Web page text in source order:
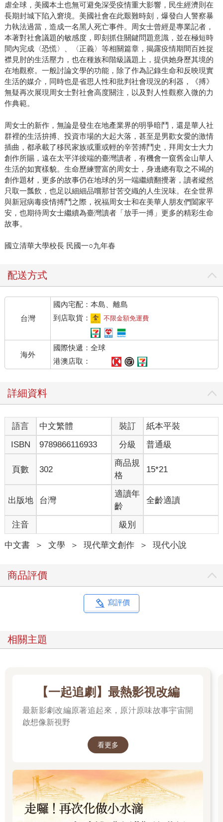
虐全球，美國本土也無可避免深受疫情重大影響，民生經濟則在
長期封城下陷入窘境。美國社會在此艱難時刻，爆發白人警察暴
力執法過當，造成一名黑人死亡事件。周女士曾經是專業記者，
本著對社會議題的敏感度，即刻抓住關鍵問題意識，並在極短時
間內完成〈恐慌〉、〈正義〉等相關篇章，揭露疫情期間百姓捉
襟見肘的生活壓力，也在種族和階級議題上，提供她身歷其境的
在地觀察。一般討論文學的功能，除了作為記錄生命和反映現實
生活的媒介，同時也是省思人性和批判社會現況的利器，《搏》
無疑再次展現周女士對社會高度關注，以及對人性觀察入微的力
作典範。
周女士的新作，無論是發生在地產業界的明爭暗鬥，還是華人社
群裡的生活拚搏、投資市場的大起大落，甚至是男歡女愛的激情
插曲，都承載了移民家族或重或輕的辛苦搏鬥史，拜周女士大力
創作所賜，遠在太平洋彼端的臺灣讀者，有機會一窺舊金山華人
生活的如實樣貌。生命歷練豐富的周女士，身邊總有取之不竭的
創作題材，更多的故事仍在地球的另一端繼續翻攪著，讀者縱然
只取一瓢飲，也足以細細品嚐那甘苦交織的人生況味。在全世界
與新冠病毒疫情搏鬥之際，祝福周女士和在美華人朋友們闔家平
安，也期待周女士繼續為臺灣讀者「放手一搏」更多的精彩生命
故事。
國立清華大學校長 民國一○九年春
配送方式
台灣
國內宅配：本島、離島
到店取貨：
不限金額免運費
海外
國際快遞：全球
港澳店取：
詳細資料
語言 中文繁體 裝訂
紙本平裝
ISBN
9789866116933 分級 普通級
頁數 302
商品規
格
15*21
出版地 台灣
適讀年
齡
全齡適讀
注音 級別
中文書 ＞ 文學 ＞ 現代華文創作 ＞ 現代小說
商品評價
寫評價
相關主題
【一起追劇】最熱影視改編
最新影劇改編原著追起來，原汁原味故事宇宙開
啟想像新視野
看更多